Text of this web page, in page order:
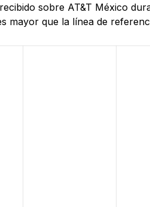
sobre AT&T México
mayor que la línea de